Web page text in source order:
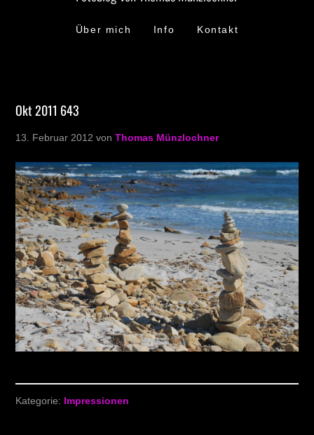
Über mich Info Kontakt
Okt 2011 643
13. Februar 2012 vonThomas Münzlochner
Kategorie: Impressionen